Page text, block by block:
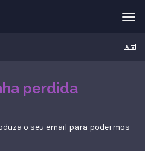
perdida
o seu email para podermos